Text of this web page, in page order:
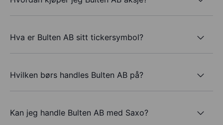
Hva er Bulten AB sitt tickersymbol?
Hvilken børs handles Bulten AB på?
Kan jeg handle Bulten AB med Saxo?